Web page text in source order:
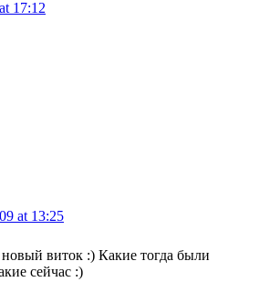
17:12
at 13:25
новый виток :) Какие тогда были
сейчас :)